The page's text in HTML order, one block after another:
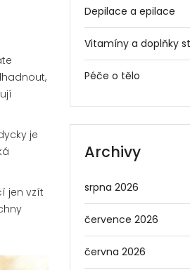
je
jen vzít
Depilace a epilace
Vitamíny a doplňky
Péče o tělo
Archivy
srpna 2026
července 2026
června 2026